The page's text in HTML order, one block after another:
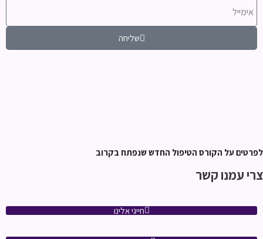
שליחה
לפרטים על הקורס הטיפול החדש שנפתח בקרוב
צרי עמנו קשר
חייגי אלינו